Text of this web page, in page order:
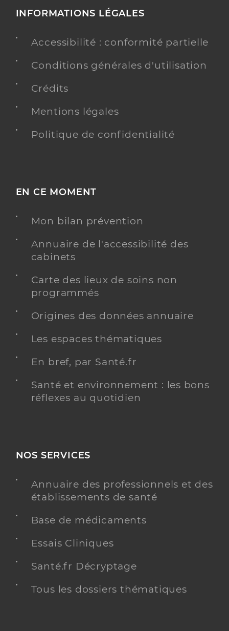
INFORMATIONS LÉGALES
Accessibilité : conformité partielle
Conditions générales d'utilisation
Crédits
Mentions légales
Politique de confidentialité
EN CE MOMENT
Mon bilan prévention
Annuaire de l'accessibilité des
cabinets
Carte des lieux de soins non
programmés
Origines des données annuaire
Les espaces thématiques
En bref, par Santé.fr
Santé et environnement : les bons
réflexes au quotidien
NOS SERVICES
Annuaire des professionnels et des
établissements de santé
Base de médicaments
Essais Cliniques
Santé.fr Décryptage
Tous les dossiers thématiques